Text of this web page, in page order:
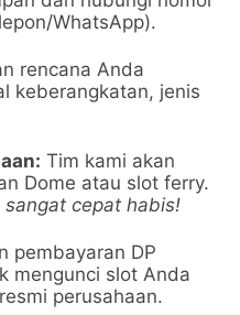
WhatsApp).
rencana Anda
keberangkatan, jenis
Tim kami akan
Dome atau slot ferry.
sangat cepat habis!
pembayaran DP
mengunci slot Anda
perusahaan.